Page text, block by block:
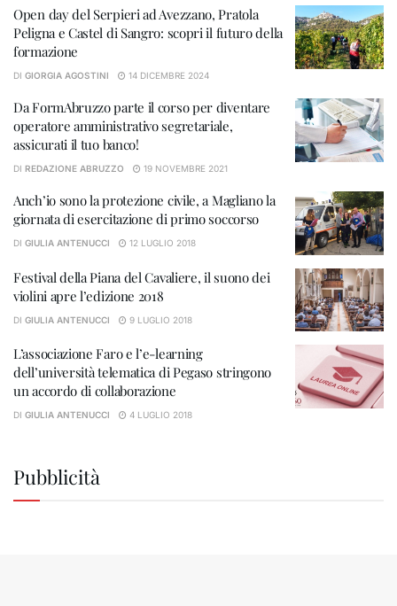
Open day del Serpieri ad Avezzano, Pratola
Peligna e Castel di Sangro: scopri il futuro della
formazione
DI GIORGIA AGOSTINI 14 DICEMBRE 2024
Da FormAbruzzo parte il corso per diventare
operatore amministrativo segretariale,
assicurati il tuo banco!
DI REDAZIONE ABRUZZO 19 NOVEMBRE 2021
Anch’io sono la protezione civile, a Magliano la
giornata di esercitazione di primo soccorso
DI GIULIA ANTENUCCI 12 LUGLIO 2018
Festival della Piana del Cavaliere, il suono dei
violini apre l’edizione 2018
DI GIULIA ANTENUCCI 9 LUGLIO 2018
L’associazione Faro e l’e-learning
dell’università telematica di Pegaso stringono
un accordo di collaborazione
DI GIULIA ANTENUCCI 4 LUGLIO 2018
Pubblicità